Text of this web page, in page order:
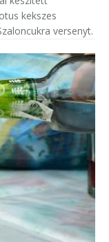
kekszes
versenyt.